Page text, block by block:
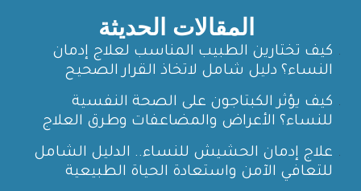
المقالات الحديثة
كيف تختارين الطبيب المناسب لعلاج إدمان
النساء؟ دليل شامل لاتخاذ القرار الصحيح
كيف يؤثر الكبتاجون على الصحة النفسية
للنساء؟ الأعراض والمضاعفات وطرق العلاج
علاج إدمان الحشيش للنساء.. الدليل الشامل
للتعافي الآمن واستعادة الحياة الطبيعية